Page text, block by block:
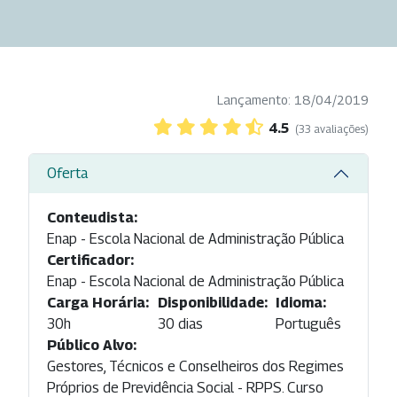
Lançamento: 18/04/2019
4.5 (33 avaliações)
Oferta
Conteudista:
Enap - Escola Nacional de Administração Pública
Certificador:
Enap - Escola Nacional de Administração Pública
Carga Horária:
30h
Disponibilidade:
30 dias
Idioma:
Português
Público Alvo:
Gestores, Técnicos e Conselheiros dos Regimes
Próprios de Previdência Social - RPPS. Curso